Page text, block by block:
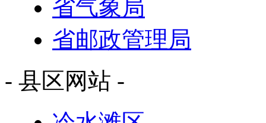
省气象局
省邮政管理局
- 县区网站 -